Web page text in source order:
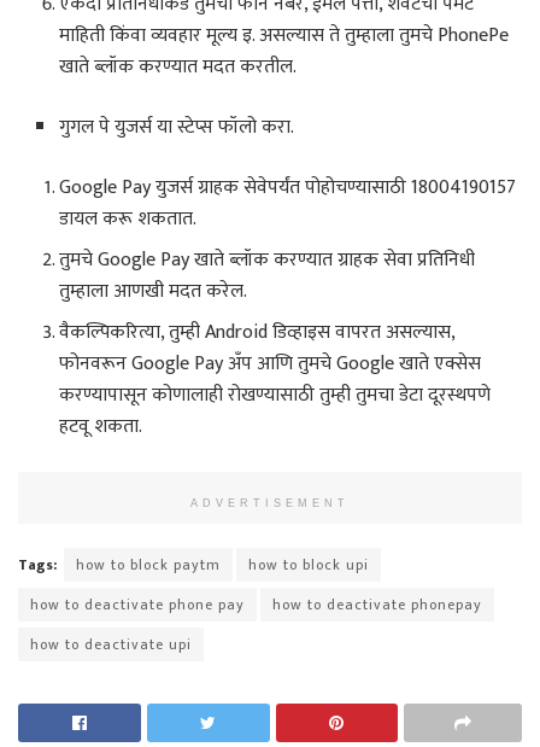
माहिती किंवा व्यवहार मूल्य इ. असल्यास ते तुम्हाला तुमचे PhonePe
खाते ब्लॉक करण्यात मदत करतील.
गुगल पे युजर्स या स्टेप्स फॉलो करा.
Google Pay युजर्स ग्राहक सेवेपर्यंत पोहोचण्यासाठी 18004190157
डायल करू शकतात.
तुमचे Google Pay खाते ब्लॉक करण्यात ग्राहक सेवा प्रतिनिधी
तुम्हाला आणखी मदत करेल.
वैकल्पिकरित्या, तुम्ही Android डिव्हाइस वापरत असल्यास,
फोनवरून Google Pay अँप आणि तुमचे Google खाते एक्सेस
करण्यापासून कोणालाही रोखण्यासाठी तुम्ही तुमचा डेटा दूरस्थपणे
हटवू शकता.
ADVERTISEMENT
Tags: how to block paytm
how to block upi
how to deactivate phone pay
how to deactivate phonepay
how to deactivate upi